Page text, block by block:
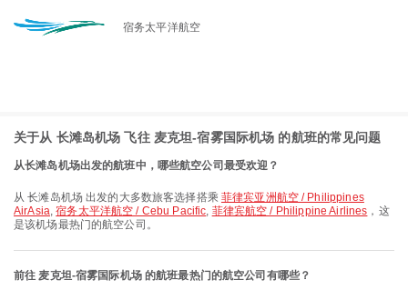
宿务太平洋航空
关于从 长滩岛机场 飞往 麦克坦-宿雾国际机场 的航班的常见问题
从长滩岛机场出发的航班中，哪些航空公司最受欢迎？
从 长滩岛机场 出发的大多数旅客选择搭乘 菲律宾亚洲航空 / Philippines
AirAsia,宿务太平洋航空 / Cebu Pacific, 菲律宾航空 / Philippine Airlines ，这
是该机场最热门的航空公司。
前往 麦克坦-宿雾国际机场 的航班最热门的航空公司有哪些？